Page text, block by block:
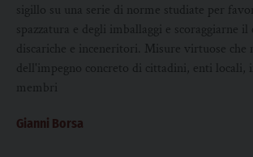
sigillo su una serie di norme studiate per
spazzatura e degli imballaggi e scoraggiarne
discariche e inceneritori. Misure virtuose che
dell'impegno concreto di cittadini, enti locali,
membri
Gianni Borsa